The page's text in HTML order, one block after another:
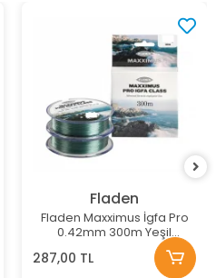
Fladen
Fladen Maxximus İgfa Pro
0.42mm 300m Yeşil
Monofilament Misina
287,00 TL